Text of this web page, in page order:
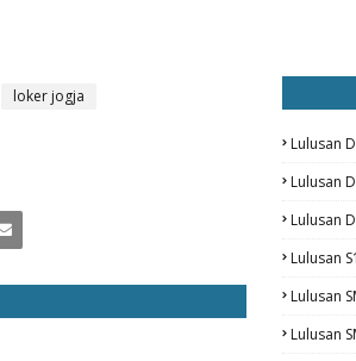
loker jogja
Lulusan
Lulusan
Lulusan
Lulusan S1
Lulusan
Lulusan